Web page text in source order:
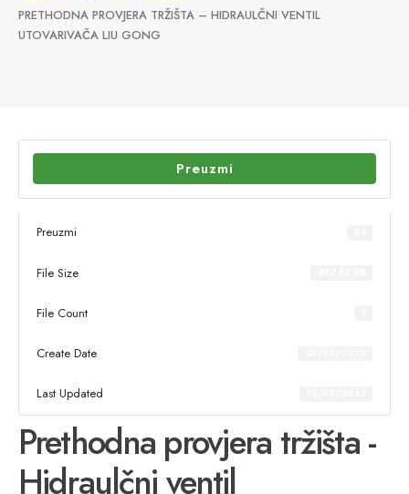
PRETHODNA PROVJERA TRŽIŠTA – HIDRAULČNI VENTIL
UTOVARIVAČA LIU GONG
Preuzmi
Preuzmi
File Size
File Count
Create Date
Last Updated
Prethodna provjera tržišta -
Hidraulčni ventil